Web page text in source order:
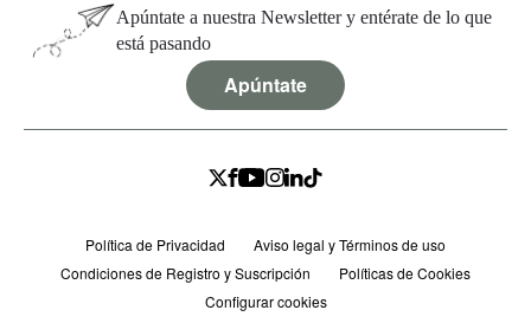
Apúntate a nuestra Newsletter y entérate de lo que
está pasando
Apúntate
Política de Privacidad
Aviso legal y Términos de uso
Condiciones de Registro y Suscripción
Políticas de Cookies
Configurar cookies